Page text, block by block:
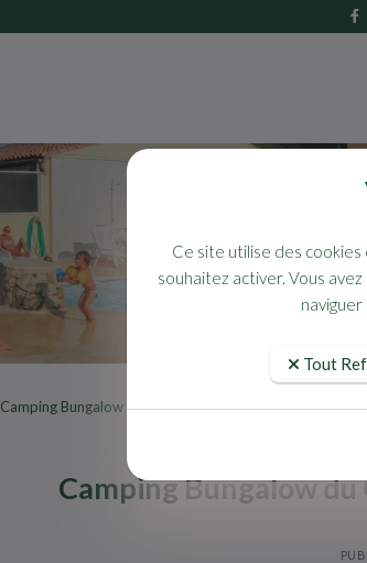
Camping Bungalow du Golf : un séjour nature et confort
Camping Bungalow
Ce site utilise des
souhaitez activer. Vous
Tout